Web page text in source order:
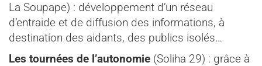
La Soupape) : développement d’un réseau
d’entraide et de diffusion des informations, à
destination des aidants, des publics isolés…
Les tournées de l’autonomie (Soliha 29) : grâce à